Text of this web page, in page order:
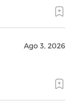
Ago 3, 2026